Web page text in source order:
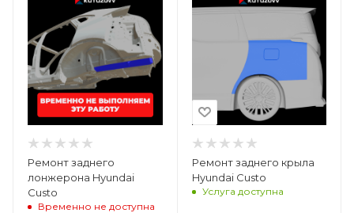
Ремонт заднего
лонжерона Hyundai
Custo
Временно не доступна
Ремонт заднего крыла
Hyundai Custo
Услуга доступна